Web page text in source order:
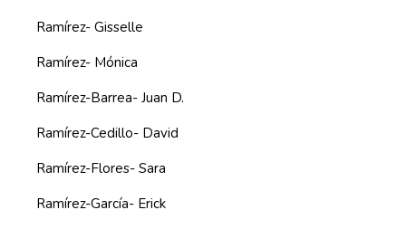
Ramírez- Gisselle
Ramírez- Mónica
Ramírez-Barrea- Juan D.
Ramírez-Cedillo- David
Ramírez-Flores- Sara
Ramírez-García- Erick